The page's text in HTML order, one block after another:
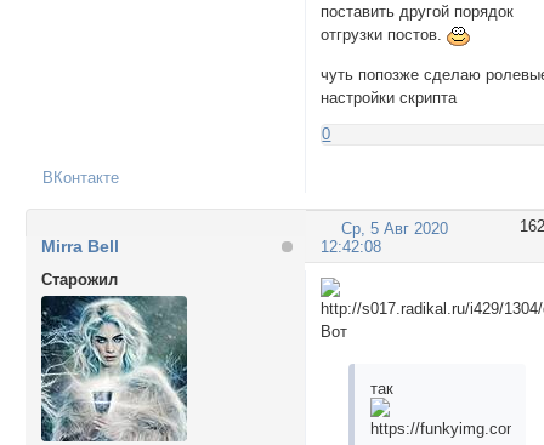
поставить другой порядок
отгрузки постов.
чуть попозже сделаю
настройки скрипта
0
ВКонтакте
162
Ср, 5 Авг 2020
12:42:08
Mirra Bell
Cтарожил
Вот
так